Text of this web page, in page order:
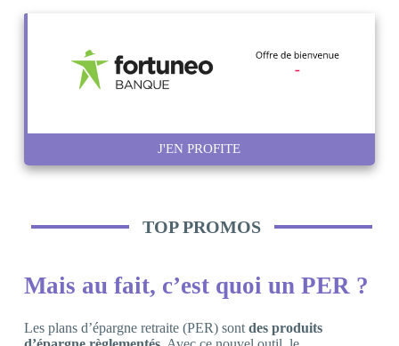
J'EN PROFITE
TOP PROMOS
Mais au fait, c’est quoi un PER ?
Les plans d’épargne retraite (PER) sont des produits